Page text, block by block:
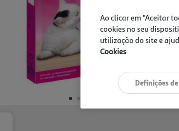
Ao clicar em "Aceitar
cookies no seu
utilização do site e
Cookies
Definições